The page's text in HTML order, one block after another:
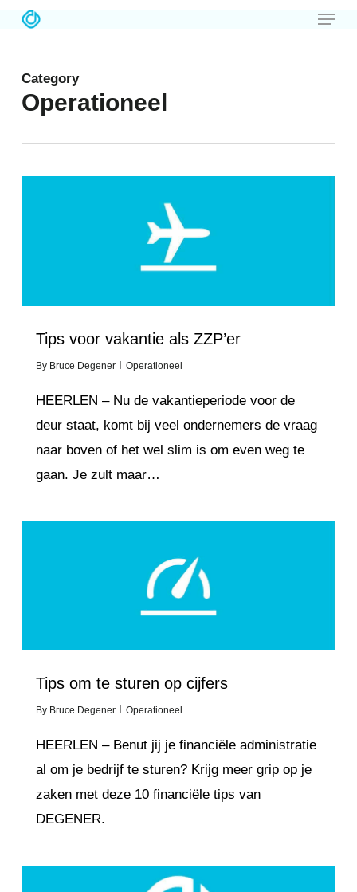
Skip
content
Menu
Category
Operationeel
Tips voor vakantie als ZZP’er
By Bruce Degener Operationeel
HEERLEN – Nu de vakantieperiode voor de
deur staat, komt bij veel ondernemers de vraag
naar boven of het wel slim is om even weg te
gaan. Je zult maar…
Tips om te sturen op cijfers
By Bruce Degener Operationeel
HEERLEN – Benut jij je financiële administratie
al om je bedrijf te sturen? Krijg meer grip op je
zaken met deze 10 financiële tips van
DEGENER.